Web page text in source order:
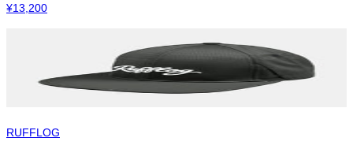
¥13,200
RUFFLOG